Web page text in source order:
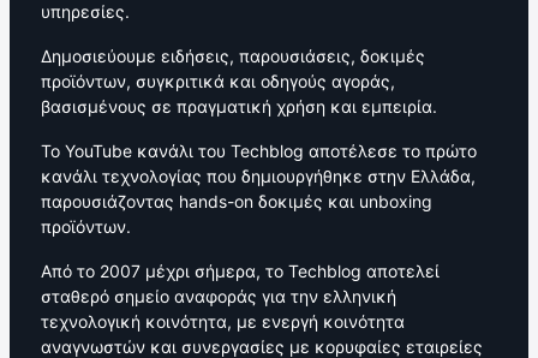
υπηρεσίες.
Δημοσιεύουμε ειδήσεις, παρουσιάσεις, δοκιμές
προϊόντων, συγκριτικά και οδηγούς αγοράς,
βασισμένους σε πραγματική χρήση και εμπειρία.
Το YouTube κανάλι του Techblog αποτέλεσε το πρώτο
κανάλι τεχνολογίας που δημιουργήθηκε στην Ελλάδα,
παρουσιάζοντας hands-on δοκιμές και unboxing
προϊόντων.
Από το 2007 μέχρι σήμερα, το Techblog αποτελεί
σταθερό σημείο αναφοράς για την ελληνική
τεχνολογική κοινότητα, με ενεργή κοινότητα
αναγνωστών και συνεργασίες με κορυφαίες εταιρείες